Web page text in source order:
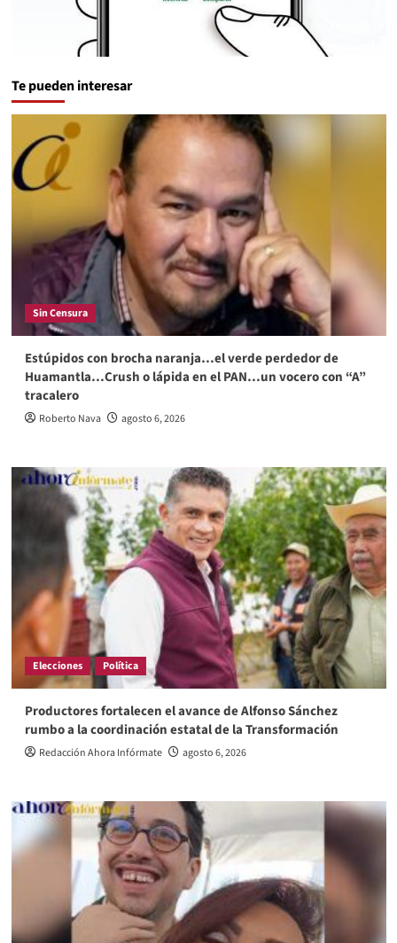
Te pueden interesar
Sin Censura
Estúpidos con brocha naranja…el verde perdedor de
Huamantla…Crush o lápida en el PAN…un vocero con “A”
tracalero
Roberto Nava agosto 6, 2026
Elecciones Política
Productores fortalecen el avance de Alfonso Sánchez
rumbo a la coordinación estatal de la Transformación
Redacción Ahora Infórmate agosto 6, 2026